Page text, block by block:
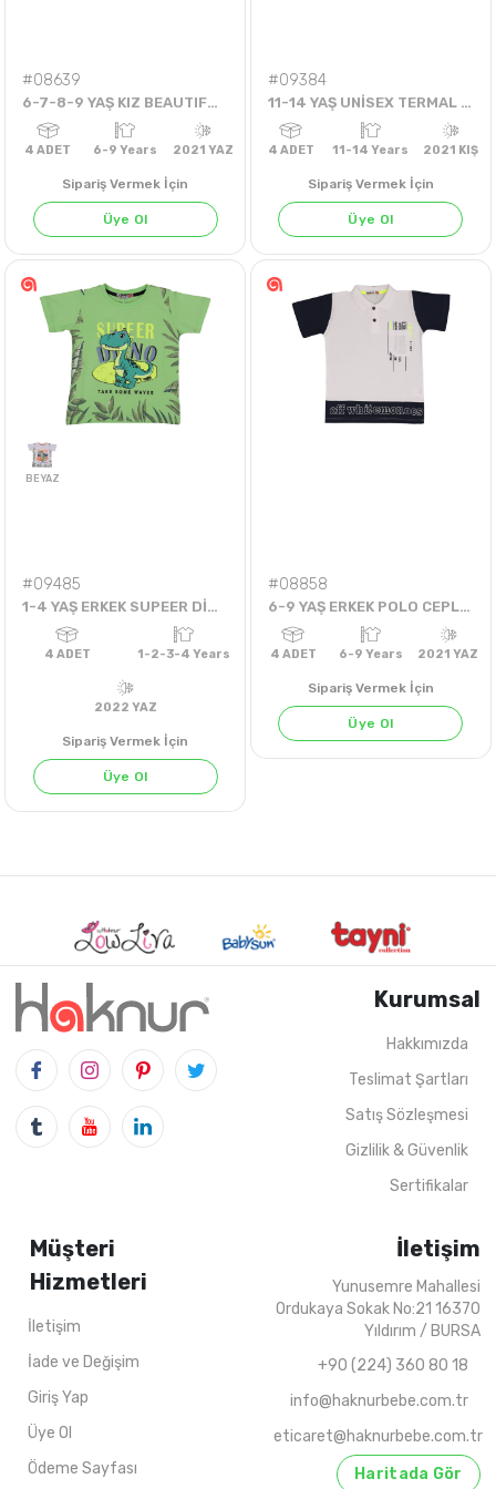
#08639
6-7-8-9 YAŞ KIZ BEAUTIFUL ELBİSE
Sipariş Vermek İçin
Üye Ol
#09384
11-14 YAŞ UNİSEX TERMAL BADY
Sipariş Vermek İçin
Üye Ol
#09485
1-4 YAŞ ERKEK SUPEER DİNAZORLU TİŞÖRT
4 ADET 1-2-3-4 Years
2022 YAZ
Sipariş Vermek İçin
Üye Ol
#08858
6-9 YAŞ ERKEK POLO CEPLİ YAKALI TİŞÖRT
Sipariş Vermek İçin
Üye Ol
Kurumsal
Hakkımızda
Teslimat Şartları
Satış Sözleşmesi
Gizlilik & Güvenlik
Sertifikalar
Müşteri
Hizmetleri
İletişim
İade ve Değişim
Giriş Yap
Üye Ol
Ödeme Sayfası
İletişim
Yunusemre Mahallesi
Ordukaya Sokak No:21 16370
Yıldırım / BURSA
+90 (224) 360 80 18
info@haknurbebe.com.tr
eticaret@haknurbebe.com.tr
Haritada Gör